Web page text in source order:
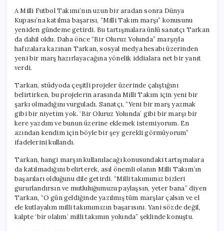
Yeni
Bir
Proje
Yok
için
A Milli Futbol Takımı’nın uzun bir aradan sonra Dünya
Kupası’na katılma başarısı, “Milli Takım marşı” konusunu
yeniden gündeme getirdi. Bu tartışmalara ünlü sanatçı Tarkan
da dahil oldu. Daha önce “Bir Oluruz Yolunda” marşıyla
hafızalara kazınan Tarkan, sosyal medya hesabı üzerinden
yeni bir marş hazırlayacağına yönelik iddialara net bir yanıt
verdi.
Tarkan, stüdyoda çeşitli projeler üzerinde çalıştığını
belirtirken, bu projelerin arasında Milli Takım için yeni bir
şarkı olmadığını vurguladı. Sanatçı, “Yeni bir marş yazmak
gibi bir niyetim yok. ‘Bir Oluruz Yolunda’ gibi bir marşı bir
kere yazdım ve bunun üzerine eklemek istemiyorum. En
azından kendim için böyle bir şey gerekli görmüyorum”
ifadelerini kullandı.
Tarkan, hangi marşın kullanılacağı konusundaki tartışmalara
da katılmadığını belirterek, asıl önemli olanın Milli Takım’ın
başarıları olduğunu dile getirdi. “Milli takımımız bizleri
gururlandırsın ve mutluluğumuzu paylaşsın, yeter bana” diyen
Tarkan, “O gün geldiğinde yazılmış tüm marşlar çalsın ve el
ele kutlayalım milli takımımızın başarısını. Yani sözde değil,
kalpte ‘bir olalım’ milli takımın yolunda” şeklinde konuştu.